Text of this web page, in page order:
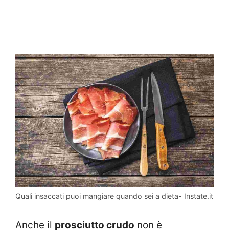
Quali insaccati puoi mangiare quando sei a dieta- Instate.it
Anche il prosciutto crudo non è